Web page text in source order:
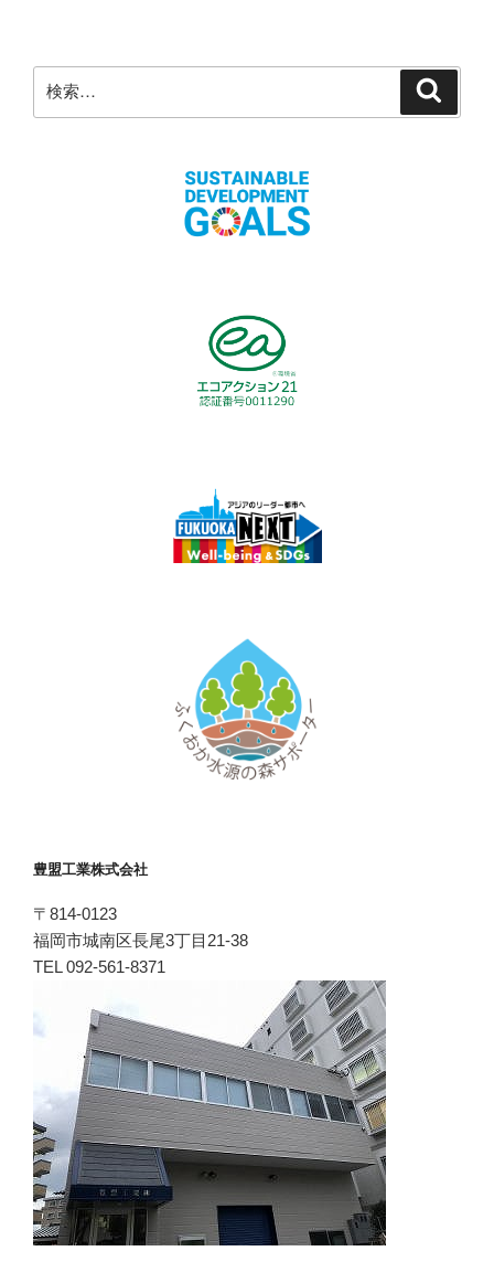
ー
ジ
ジ
索:
豊盟工業株式会社
〒814-0123
福岡市城南区長尾3丁目21-38
TEL 092-561-8371